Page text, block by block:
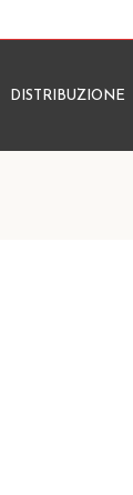
DISTRIBUZIONE